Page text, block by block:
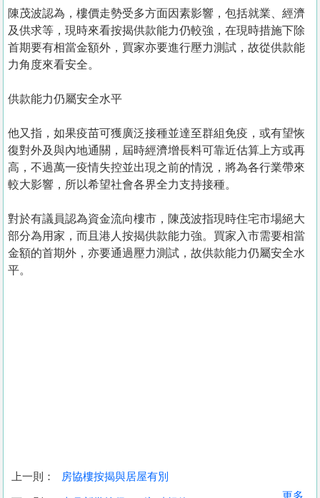
收
陳茂波認為，樓價走勢受多方面因素影響，包括就業、經濟
及供求等，現時來看按揭供款能力仍較強，在現時措施下除
首期要有相當金額外，買家亦要進行壓力測試，故從供款能
力角度來看安全。
供款能力仍屬安全水平
他又指，如果疫苗可獲廣泛接種並達至群組免疫，或有望恢
復對外及與內地通關，屆時經濟增長料可靠近估算上方或再
高，不過萬一疫情失控並出現之前的情況，將為各行業帶來
較大影響，所以希望社會各界全力支持接種。
對於有議員認為資金流向樓市，陳茂波指現時住宅市場絕大
部分為用家，而且港人按揭供款能力強。買家入市需要相當
金額的首期外，亦要通過壓力測試，故供款能力仍屬安全水
平。
上一則： 房協樓按揭與居屋有別
更多...